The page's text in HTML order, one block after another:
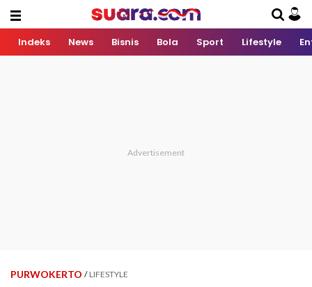
Indeks News Bisnis Bola Sport Lifestyle
PURWOKERTO / LIFESTYLE